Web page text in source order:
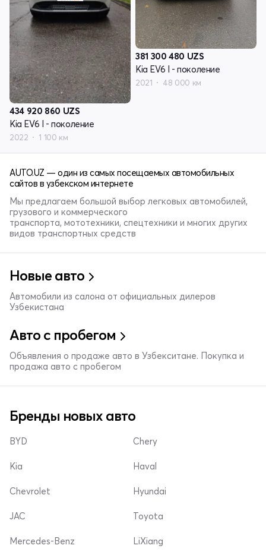
434 920 860 UZS
Kia EV6 I - поколение
2022 1 100 км
381 300 480 UZS
Kia EV6 I - поколение
2021 48 000 км
AUTO.UZ — один из самых посещаемых автомобильных
сайтов в узбекском интернете
Мы предлагаем большой выбор легковых автомобилей,
грузового и коммерческого
транспорта, мототехники, спецтехники и многих других
видов транспортных средств
Новые авто
Автомобили из салона от официальных дилеров
Узбекистана
Авто с пробегом
Объявления о продаже авто в Узбекситане. Покупка и
продажа авто с пробегом
Бренды новых авто
BYD
Kia
Chevrolet
Chery
Haval
Hyundai
JAC
Mercedes-Benz
Toyota
LiXiang